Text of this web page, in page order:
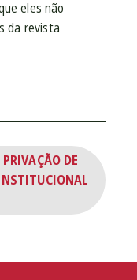
eles não
da revista
PRIVAÇÃO DE